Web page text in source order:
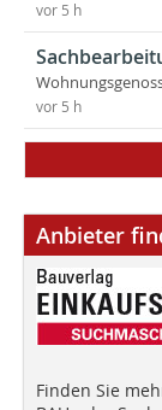
vor 5 h
vor 5 h
Anbieter
Finden Sie